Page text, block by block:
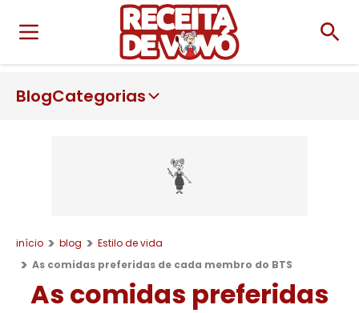
BlogCategorias
início blog
Estilo de vida
As comidas preferidas de cada membro do BTS
As comidas preferidas